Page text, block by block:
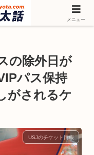
ド アトラクションなどユニ
います
の除外日が
パス保持
がされるケ
USJのチケット情報
メニュー